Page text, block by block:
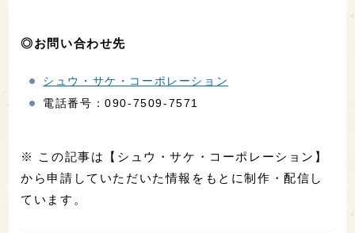
◎お問い合わせ先
シュウ・サケ・コーポレーション
電話番号：090-7509-7571
※ この記事は【シュウ・サケ・コーポレーション】
から申請していただいた情報をもとに制作・配信し
ています。